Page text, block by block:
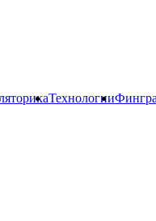
Технологии